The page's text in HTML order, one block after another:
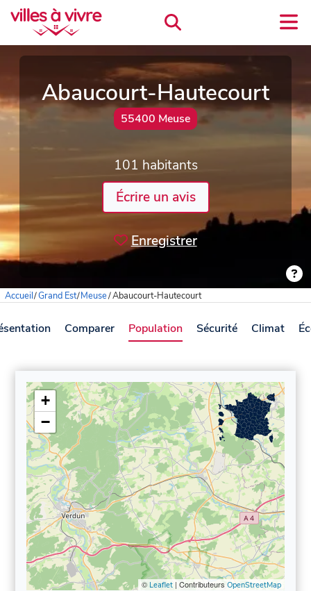
Abaucourt-Hautecourt
55400 Meuse
101 habitants
Écrire un avis
Enregistrer
Accueil/Grand Est/Meuse/Abaucourt-Hautecourt
Comparer Population Sécurité Climat
+
−
© Leaflet| Contributeurs OpenStreetMap